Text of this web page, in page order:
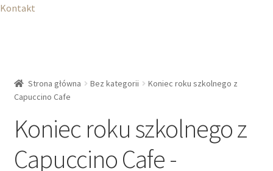
Kontakt
Strona główna Bez kategorii
Koniec roku szkolnego z
Capuccino Cafe
Koniec roku szkolnego z
Capuccino Cafe -